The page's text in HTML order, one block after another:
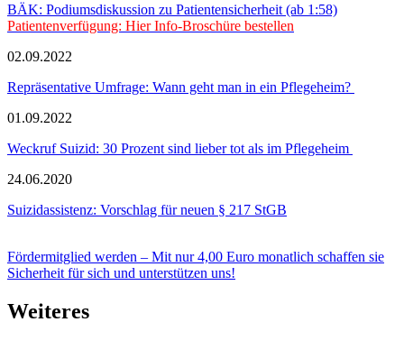
BÄK: Podiumsdiskussion zu Patientensicherheit (ab 1:58)
Patientenverfügung: Hier Info-Broschüre bestellen
02.09.2022
Repräsentative Umfrage: Wann geht man in ein Pflegeheim?
01.09.2022
Weckruf Suizid: 30 Prozent sind lieber tot als im Pflegeheim
24.06.2020
Suizidassistenz: Vorschlag für neuen § 217 StGB
Fördermitglied werden – Mit nur 4,00 Euro monatlich schaffen sie
Sicherheit für sich und unterstützen uns!
Weiteres